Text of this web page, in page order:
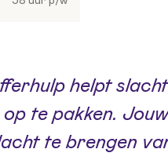
helpt
op te pakken.
te brengen